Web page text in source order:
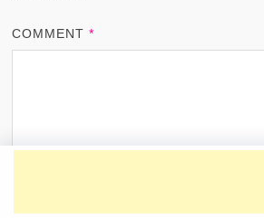
COMMENT*